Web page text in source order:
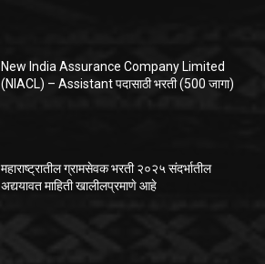
New India Assurance Company Limited
(NIACL) – Assistant पदासाठी भरती (500 जागा)
महाराष्ट्रातील ग्रामसेवक भरती २०२५ संदर्भातील
अद्ययावत माहिती खालीलप्रमाणे आहे